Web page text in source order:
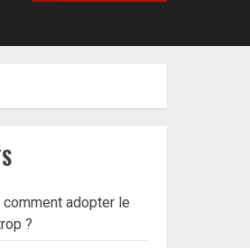
adopter le
?